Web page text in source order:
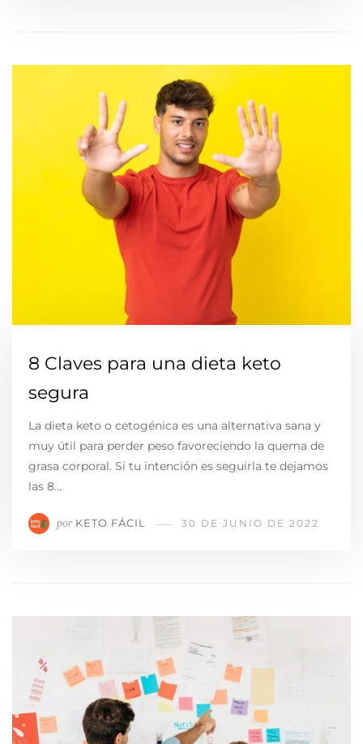
8 Claves para una dieta keto
segura
La dieta keto o cetogénica es una alternativa sana y
muy útil para perder peso favoreciendo la quema de
grasa corporal. Si tu intención es seguirla te dejamos
las 8…
por KETO FÁCIL 30 DE JUNIO DE 2022